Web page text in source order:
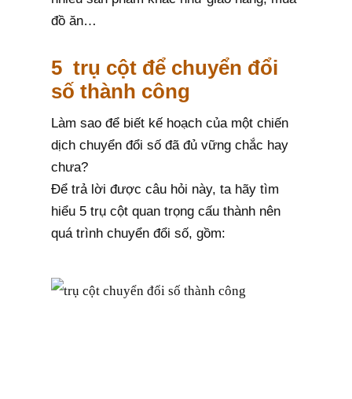
đồ ăn…
5 trụ cột để chuyển đổi
số thành công
Làm sao để biết kế hoạch của một chiến
dịch chuyển đổi số đã đủ vững chắc hay
chưa?
Để trả lời được câu hỏi này, ta hãy tìm
hiểu 5 trụ cột quan trọng cấu thành nên
quá trình chuyển đổi số, gồm: